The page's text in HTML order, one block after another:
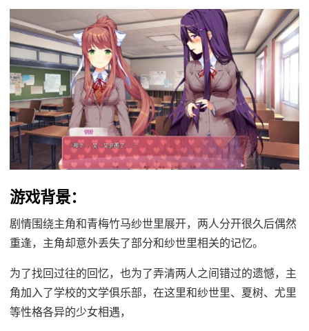
游戏背景：
剧情围绕主角和青梅竹马纱世里展开，两人分开很久后偶然
重逢，主角却意外丢失了部分和纱世里相关的记忆。
为了找回过往的回忆，也为了弄清两人之间错过的遗憾，主
角加入了学校的文学俱乐部，在这里和纱世里、夏树、尤里
等性格各异的少女相遇，